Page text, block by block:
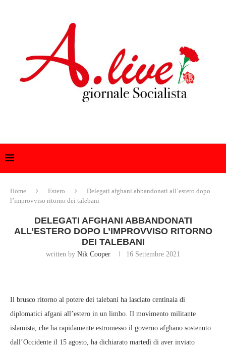
Home Estero
Delegati afghani abbandonati all’estero dopo
l’improvviso ritorno dei talebani
DELEGATI AFGHANI ABBANDONATI
ALL’ESTERO DOPO L’IMPROVVISO RITORNO
DEI TALEBANI
written by Nik Cooper 16 Settembre 2021
Il brusco ritorno al potere dei talebani ha lasciato centinaia di
diplomatici afgani all’estero in un limbo. Il movimento militante
islamista, che ha rapidamente estromesso il governo afghano sostenuto
dall’Occidente il 15 agosto, ha dichiarato martedì di aver inviato